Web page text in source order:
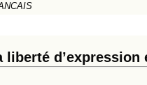
liberté